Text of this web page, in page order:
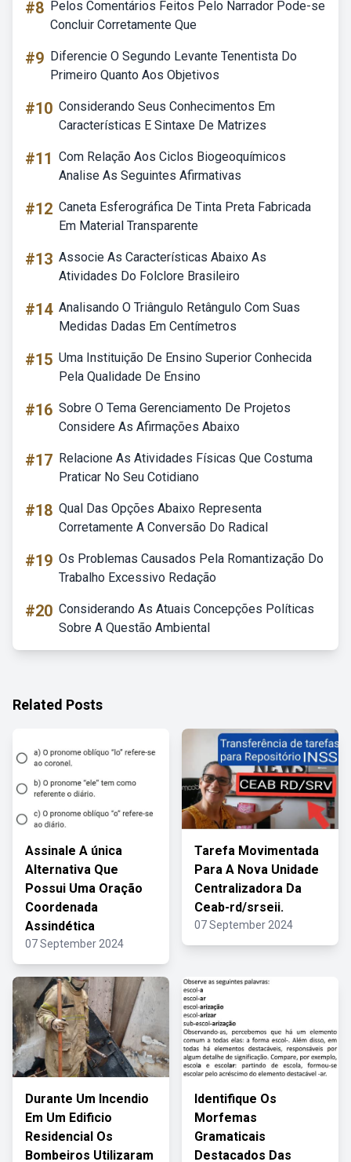
#8 Pelos Comentários Feitos Pelo Narrador Pode-se
Concluir Corretamente Que
#9 Diferencie O Segundo Levante Tenentista Do
Primeiro Quanto Aos Objetivos
#10 Considerando Seus Conhecimentos Em
Características E Sintaxe De Matrizes
#11 Com Relação Aos Ciclos Biogeoquímicos
Analise As Seguintes Afirmativas
#12 Caneta Esferográfica De Tinta Preta Fabricada
Em Material Transparente
#13 Associe As Características Abaixo As
Atividades Do Folclore Brasileiro
#14 Analisando O Triângulo Retângulo Com Suas
Medidas Dadas Em Centímetros
#15 Uma Instituição De Ensino Superior Conhecida
Pela Qualidade De Ensino
#16 Sobre O Tema Gerenciamento De Projetos
Considere As Afirmações Abaixo
#17 Relacione As Atividades Físicas Que Costuma
Praticar No Seu Cotidiano
#18 Qual Das Opções Abaixo Representa
Corretamente A Conversão Do Radical
#19 Os Problemas Causados Pela Romantização Do
Trabalho Excessivo Redação
#20 Considerando As Atuais Concepções Políticas
Sobre A Questão Ambiental
Related Posts
Assinale A única
Alternativa Que
Possui Uma Oração
Coordenada
Assindética
07 September 2024
Tarefa Movimentada
Para A Nova Unidade
Centralizadora Da
Ceab-rd/srseii.
07 September 2024
Durante Um Incendio
Em Um Edificio
Residencial Os
Bombeiros Utilizaram
Identifique Os
Morfemas
Gramaticais
Destacados Das